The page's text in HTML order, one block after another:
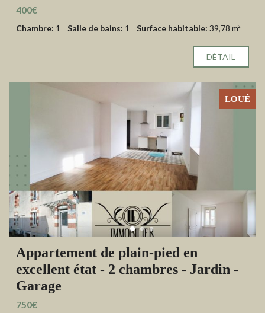
400€
Chambre: 1 Salle de bains: 1 Surface habitable: 39,78 m²
DÉTAIL
LOUÉ
Appartement de plain-pied en
excellent état - 2 chambres - Jardin -
Garage
750€